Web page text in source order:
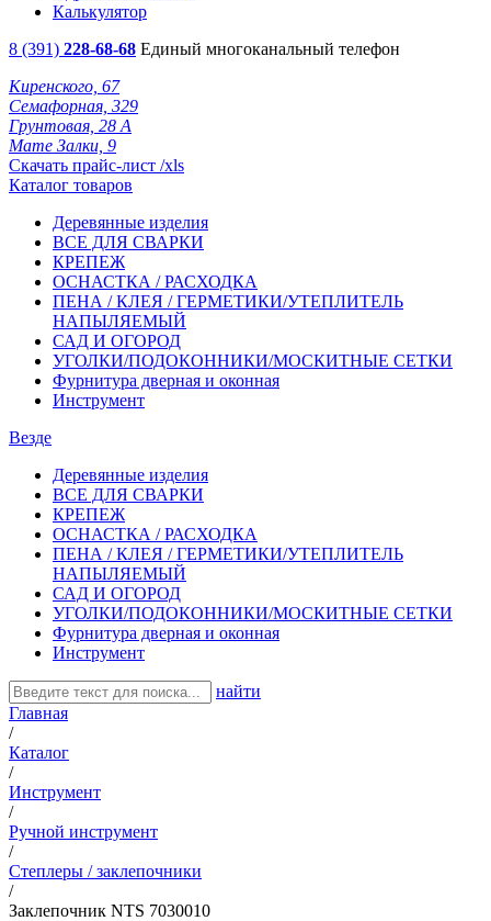
Калькулятор
8 (391) 228-68-68 Единый многоканальный телефон
Киренского, 67
Семафорная, 329
Грунтовая, 28 А
Мате Залки, 9
Скачать прайс-лист /xls
Каталог товаров
Деревянные изделия
ВСЕ ДЛЯ СВАРКИ
КРЕПЕЖ
ОСНАСТКА / РАСХОДКА
ПЕНА / КЛЕЯ / ГЕРМЕТИКИ/УТЕПЛИТЕЛЬ
НАПЫЛЯЕМЫЙ
САД И ОГОРОД
УГОЛКИ/ПОДОКОННИКИ/МОСКИТНЫЕ СЕТКИ
Фурнитура дверная и оконная
Инструмент
Везде
Деревянные изделия
ВСЕ ДЛЯ СВАРКИ
КРЕПЕЖ
ОСНАСТКА / РАСХОДКА
ПЕНА / КЛЕЯ / ГЕРМЕТИКИ/УТЕПЛИТЕЛЬ
НАПЫЛЯЕМЫЙ
САД И ОГОРОД
УГОЛКИ/ПОДОКОННИКИ/МОСКИТНЫЕ СЕТКИ
Фурнитура дверная и оконная
Инструмент
найти
Главная
/
Каталог
/
Инструмент
/
Ручной инструмент
/
Степлеры / заклепочники
/
Заклепочник NTS 7030010